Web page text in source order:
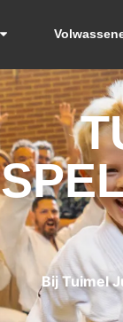
Bij Tuimel